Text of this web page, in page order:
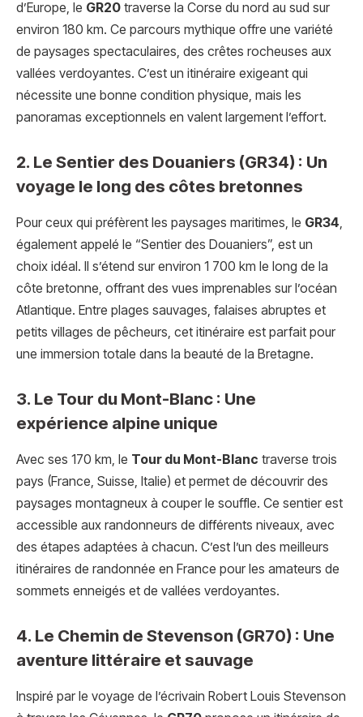
d’Europe, le GR20 traverse la Corse du nord au sud sur
environ 180 km. Ce parcours mythique offre une variété
de paysages spectaculaires, des crêtes rocheuses aux
vallées verdoyantes. C’est un itinéraire exigeant qui
nécessite une bonne condition physique, mais les
panoramas exceptionnels en valent largement l’effort.
2. Le Sentier des Douaniers (GR34) : Un
voyage le long des côtes bretonnes
Pour ceux qui préfèrent les paysages maritimes, le GR34,
également appelé le “Sentier des Douaniers”, est un
choix idéal. Il s’étend sur environ 1 700 km le long de la
côte bretonne, offrant des vues imprenables sur l’océan
Atlantique. Entre plages sauvages, falaises abruptes et
petits villages de pêcheurs, cet itinéraire est parfait pour
une immersion totale dans la beauté de la Bretagne.
3. Le Tour du Mont-Blanc : Une
expérience alpine unique
Avec ses 170 km, le Tour du Mont-Blanc traverse trois
pays (France, Suisse, Italie) et permet de découvrir des
paysages montagneux à couper le souffle. Ce sentier est
accessible aux randonneurs de différents niveaux, avec
des étapes adaptées à chacun. C’est l’un des meilleurs
itinéraires de randonnée en France pour les amateurs de
sommets enneigés et de vallées verdoyantes.
4. Le Chemin de Stevenson (GR70) : Une
aventure littéraire et sauvage
Inspiré par le voyage de l’écrivain Robert Louis Stevenson